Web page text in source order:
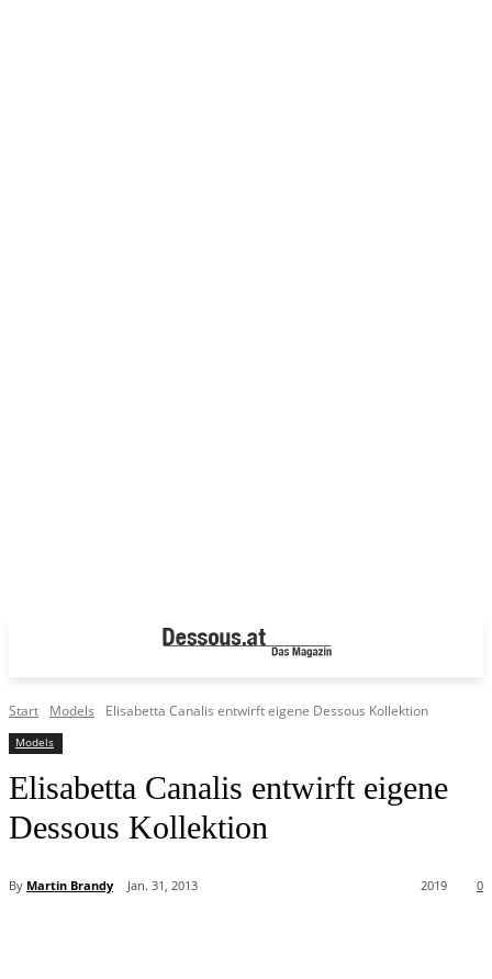
Start Models Elisabetta Canalis entwirft eigene Dessous Kollektion
Models
Elisabetta Canalis entwirft eigene
Dessous Kollektion
By Martin Brandy Jan. 31, 2013 0
2019